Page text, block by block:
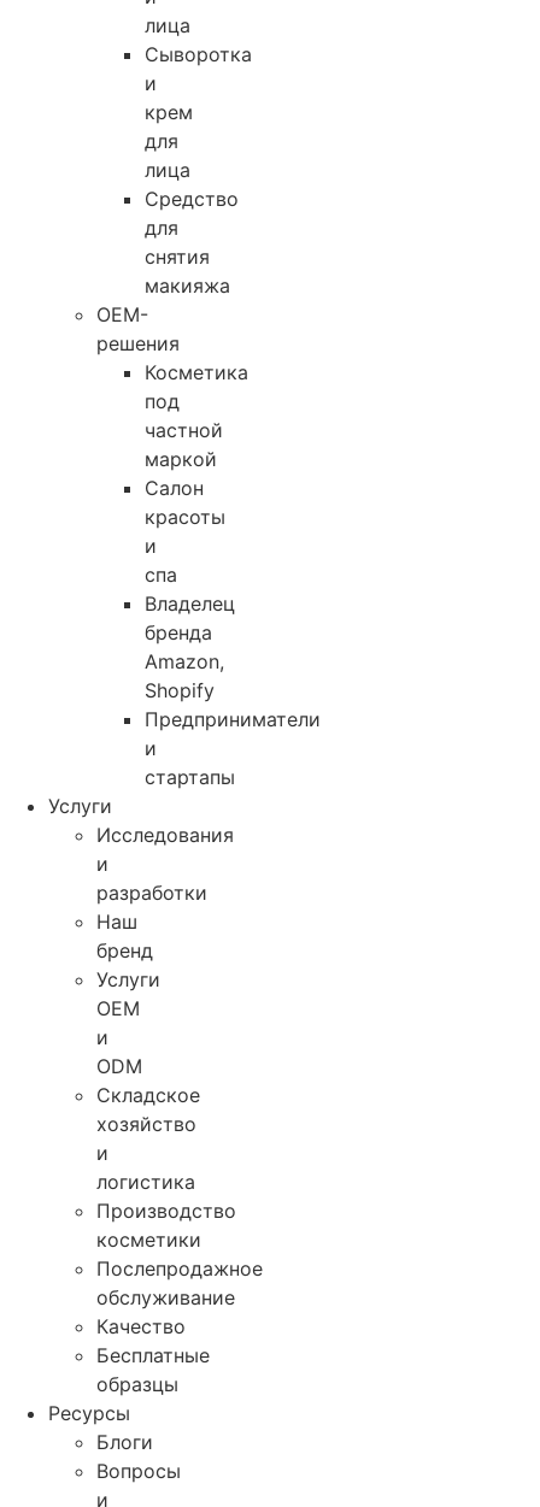
лица
Сыворотка
и
крем
для
лица
Средство
для
снятия
макияжа
OEM-
решения
Косметика
под
частной
маркой
Салон
красоты
и
спа
Владелец
бренда
Amazon,
Shopify
Предприниматели
и
стартапы
Услуги
Исследования
и
разработки
Наш
бренд
Услуги
OEM
и
ODM
Складское
хозяйство
и
логистика
Производство
косметики
Послепродажное
обслуживание
Качество
Бесплатные
образцы
Ресурсы
Блоги
Вопросы
и